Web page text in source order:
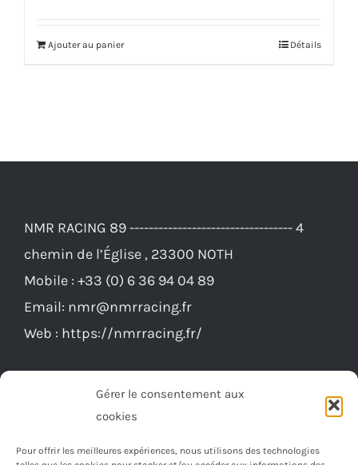
Gérer le consentement aux
cookies
Pour offrir les meilleures expériences, nous utilisons des technologies
était :
Ajouter au panier Détails
NMR RACING 89 ---------------------------------- 4
chemin de l’Église , 23300 NOTH
Mobile : +33 (0) 6 36 94 04 89
Email: nmr@nmrracing.fr
Web : https://nmrracing.fr/